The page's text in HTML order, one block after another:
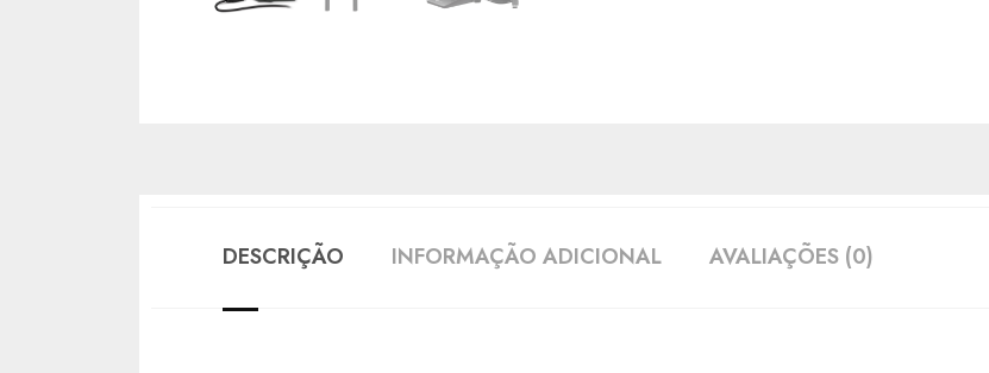
DESCRIÇÃO INFORMAÇÃO ADICIONAL AVALIAÇÕES (0)